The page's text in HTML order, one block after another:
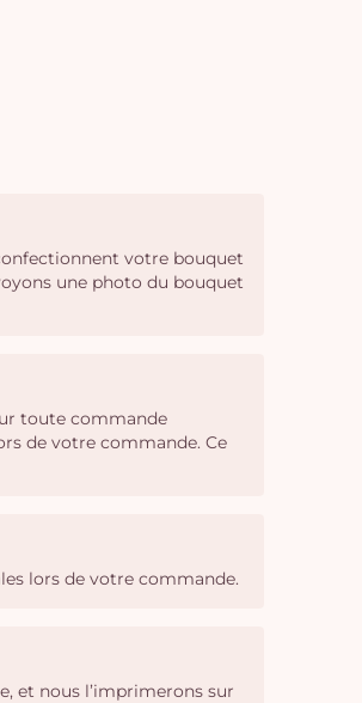
votre bouquet
une photo du bouquet
toute commande
de votre commande. Ce
lors de votre commande.
et nous l’imprimerons sur